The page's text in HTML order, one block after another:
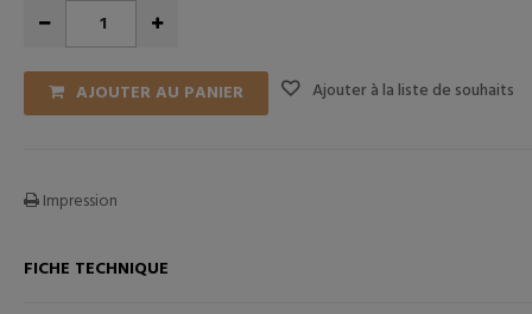
AJOUTER AU PANIER Ajouter à la liste de souhaits
Impression
FICHE TECHNIQUE